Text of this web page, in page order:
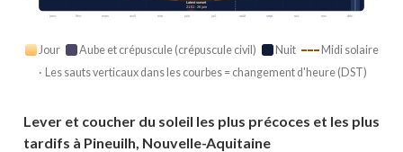
janv. févr. mars avril mai juin juil. août sept. oct. nov. déc.
Latest sunset
21:51 · 26 juin
Jour Aube et crépuscule (crépuscule civil) Nuit
Midi solaire
· Les sauts verticaux dans les courbes = changement d'heure (DST)
Lever et coucher du soleil les plus précoces et les plus
tardifs à Pineuilh, Nouvelle-Aquitaine